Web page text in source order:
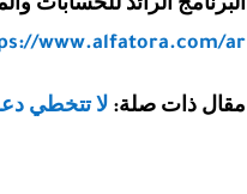
البرنامج الرائد للحسابات
www.alfatora.com/ar
مقال ذات صلة: لا تتخطي